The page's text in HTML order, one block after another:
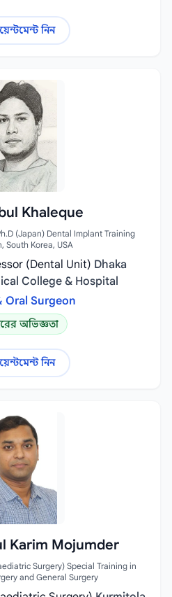
নিন
Khaleque
(Japan) Dental Implant Training
South Korea, USA
(Dental Unit) Dhaka
College & Hospital
Oral Surgeon
অভিজ্ঞতা
নিন
Karim Mojumder
Surgery) Special Training in
and General Surgery